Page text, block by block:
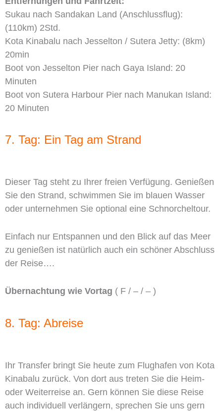
Sukau nach Sandakan Land (Anschlussflug):
(110km) 2Std.
Kota Kinabalu nach Jesselton / Sutera Jetty: (8km)
20min
Boot von Jesselton Pier nach Gaya Island: 20
Minuten
Boot von Sutera Harbour Pier nach Manukan Island:
20 Minuten
7. Tag: Ein Tag am Strand
Dieser Tag steht zu Ihrer freien Verfügung. Genießen
Sie den Strand, schwimmen Sie im blauen Wasser
oder unternehmen Sie optional eine Schnorcheltour.
Einfach nur Entspannen und den Blick auf das Meer
zu genießen ist natürlich auch ein schöner Abschluss
der Reise….
Übernachtung wie Vortag ( F / – / – )
8. Tag: Abreise
Ihr Transfer bringt Sie heute zum Flughafen von Kota
Kinabalu zurück. Von dort aus treten Sie die Heim-
oder Weiterreise an. Gern können Sie diese Reise
auch individuell verlängern, sprechen Sie uns gern